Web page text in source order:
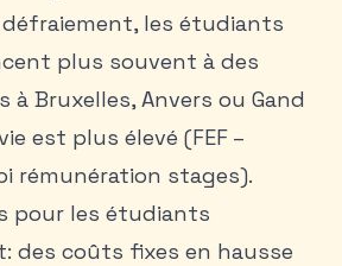
les étudiants
plus souvent à des
à Bruxelles, Anvers ou Gand
est plus élevé (FEF –
rémunération stages).
pour les étudiants
des coûts fixes en hausse